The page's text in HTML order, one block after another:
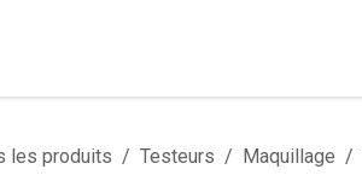
les produits Testeurs Maquillage